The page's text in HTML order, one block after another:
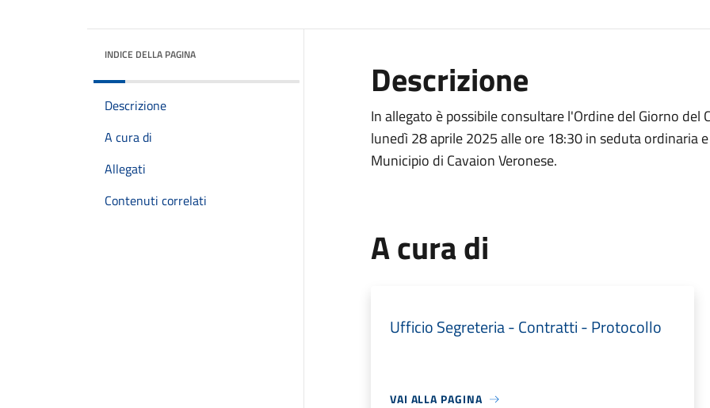
INDICE DELLA PAGINA
Descrizione
A cura di
Allegati
Contenuti correlati
Descrizione
In allegato è possibile consultare l'Ordine del Giorno
lunedì 28 aprile 2025 alle ore 18:30 in seduta ordinaria
Municipio di Cavaion Veronese.
A cura di
Ufficio Segreteria - Contratti - Protocollo
VAI ALLA PAGINA